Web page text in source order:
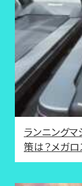
ランニング
策は？メガ